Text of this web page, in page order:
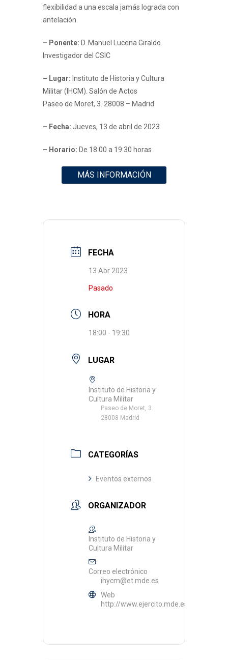
flexibilidad a una escala jamás lograda con
antelación.
– Ponente: D. Manuel Lucena Giraldo.
Investigador del CSIC
– Lugar: Instituto de Historia y Cultura
Militar (IHCM). Salón de Actos
Paseo de Moret, 3. 28008 – Madrid
– Fecha: Jueves, 13 de abril de 2023
– Horario: De 18:00 a 19:30 horas
MÁS INFORMACIÓN
FECHA
13 Abr 2023
Pasado
HORA
18:00 - 19:30
LUGAR
Instituto de Historia y
Cultura Militar
Paseo de Moret, 3.
28008 Madrid
CATEGORÍAS
Eventos externos
ORGANIZADOR
Instituto de Historia y
Cultura Militar
Correo electrónico
ihycm@et.mde.es
Web
http://www.ejercito.mde.es/unidades/